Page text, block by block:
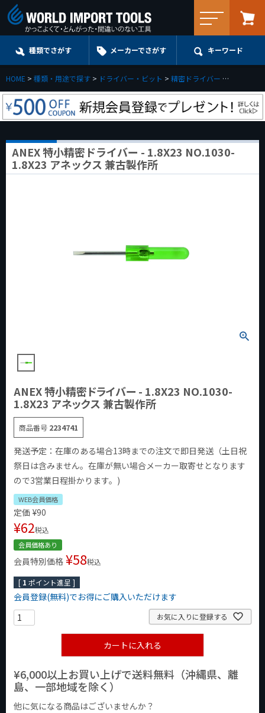
種類でさがす メーカーでさがす キーワード
HOME 種類・用途で探す ドライバー・ビット 精密ドライバー
ANEX 特小精密ドライバー - 1.8X23 NO.1030-
1.8X23 アネックス 兼古製作所
ANEX 特小精密ドライバー - 1.8X23 NO.1030-
1.8X23 アネックス 兼古製作所
商品番号 2234741
発送予定：在庫のある場合13時までの注文で即日発送（土日祝
祭日は含みません。在庫が無い場合メーカー取寄せとなります
ので3営業日程掛かります。)
WEB会員価格
定価 ¥90
¥62税込
会員価格あり
会員特別価格 ¥58税込
[ 1 ポイント進呈 ]
会員登録(無料)でお得にご購入いただけます
お気に入りに登録する
カートに入れる
¥6,000以上お買い上げで送料無料（沖縄県、離
島、一部地域を除く）
他に気になる商品はございませんか？